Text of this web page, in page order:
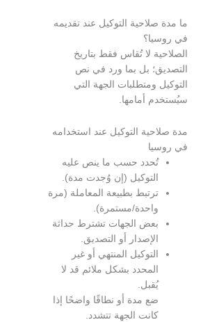
التوكيل عند تقديمه
لا تُقاس فقط بتاريخ
بل بما ورد في نص
ومتطلبات الجهة التي
أمامها.
التوكيل عند استخدامه
حسب ما ينص عليه
(إن وُجدت مدة).
بطبيعة المعاملة (مرة
مستمرة).
الجهات تشترط حداثة
أو التصديق.
المنتهي أو غير
بشكل ملائم قد لا
مدة أو نطاقًا واضحًا إذا
الجهة تتشدد.